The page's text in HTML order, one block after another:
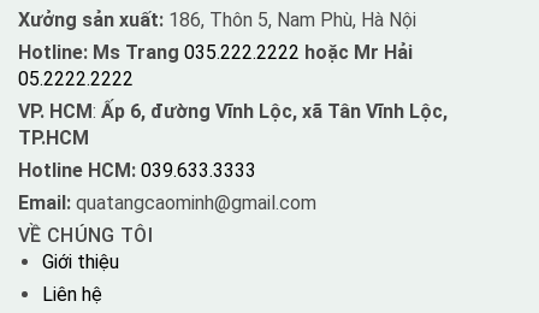
Xưởng sản xuất: 186, Thôn 5, Nam Phù, Hà Nội
Hotline: Ms Trang 035.222.2222 hoặc Mr Hải
05.2222.2222
VP. HCM: Ấp 6, đường Vĩnh Lộc, xã Tân Vĩnh Lộc,
TP.HCM
Hotline HCM: 039.633.3333
Email: quatangcaominh@gmail.com
VỀ CHÚNG TÔI
Giới thiệu
Liên hệ